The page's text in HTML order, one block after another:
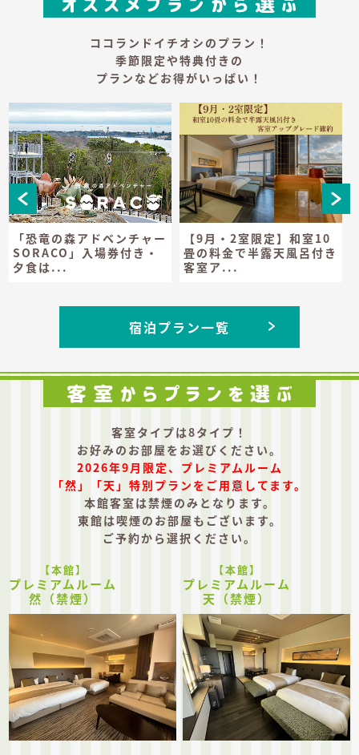
ココランドイチオシのプラン！
季節限定や特典付きの
プランなどお得がいっぱい！
「恐竜の森アドベンチャー
SORACO」入場券付き・
夕食は...
【9月・2室限定】和室10
畳の料金で半露天風呂付き
客室ア...
宿泊プラン一覧
客室タイプは8タイプ！
お好みのお部屋をお選びください。
2026年9月限定、プレミアムルーム
「然」「天」特別プランをご用意してます。
本館客室は禁煙のみとなります。
東館は喫煙のお部屋もございます。
ご予約から選択ください。
【本館】
プレミアムルーム
然（禁煙）
【本館】
プレミアムルーム
天（禁煙）